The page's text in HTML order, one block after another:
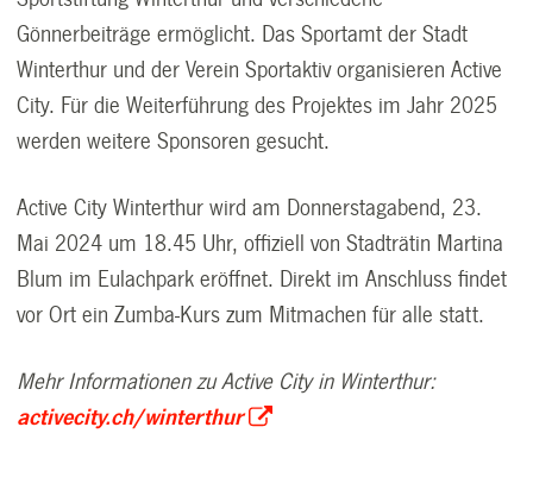
Gönnerbeiträge ermöglicht. Das Sportamt der Stadt
Winterthur und der Verein Sportaktiv organisieren Active
City. Für die Weiterführung des Projektes im Jahr 2025
werden weitere Sponsoren gesucht.
Active City Winterthur wird am Donnerstagabend, 23.
Mai 2024 um 18.45 Uhr, offiziell von Stadträtin Martina
Blum im Eulachpark eröffnet. Direkt im Anschluss findet
vor Ort ein Zumba-Kurs zum Mitmachen für alle statt.
Mehr Informationen zu Active City in Winterthur:
activecity.ch/winterthur